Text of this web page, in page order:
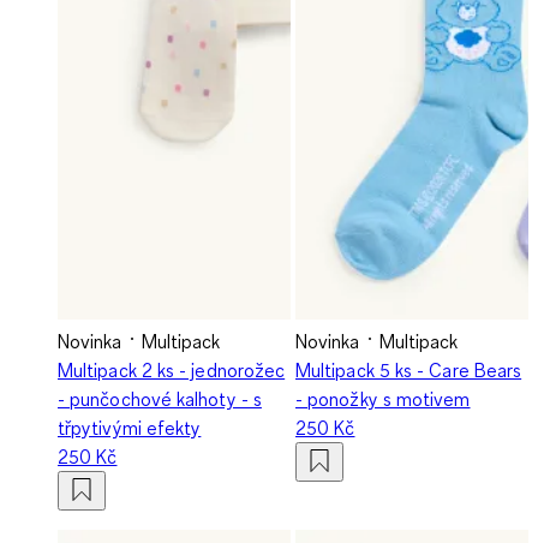
Novinka
Multipack
Multipack 2 ks - jednorožec
- punčochové kalhoty - s
třpytivými efekty
250 Kč
Novinka
Multipack
Multipack 5 ks - Care Bears
- ponožky s motivem
250 Kč